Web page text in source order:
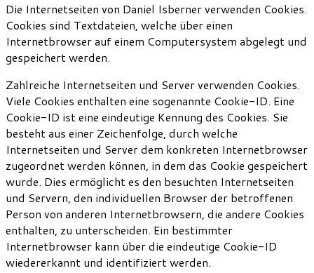
Die Internetseiten von Daniel Isberner verwenden Cookies.
Cookies sind Textdateien, welche über einen
Internetbrowser auf einem Computersystem abgelegt und
gespeichert werden.
Zahlreiche Internetseiten und Server verwenden Cookies.
Viele Cookies enthalten eine sogenannte Cookie-ID. Eine
Cookie-ID ist eine eindeutige Kennung des Cookies. Sie
besteht aus einer Zeichenfolge, durch welche
Internetseiten und Server dem konkreten Internetbrowser
zugeordnet werden können, in dem das Cookie gespeichert
wurde. Dies ermöglicht es den besuchten Internetseiten
und Servern, den individuellen Browser der betroffenen
Person von anderen Internetbrowsern, die andere Cookies
enthalten, zu unterscheiden. Ein bestimmter
Internetbrowser kann über die eindeutige Cookie-ID
wiedererkannt und identifiziert werden.